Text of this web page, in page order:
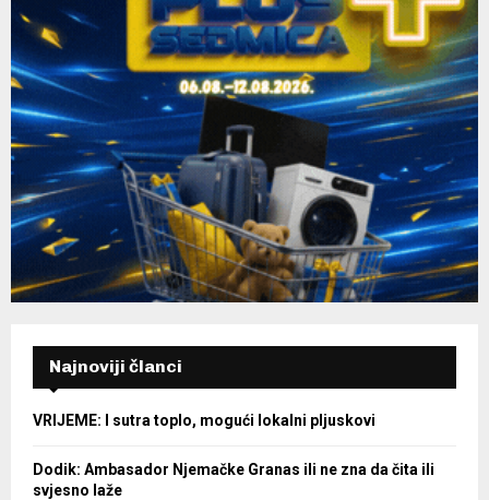
Najnoviji članci
VRIJEME: I sutra toplo, mogući lokalni pljuskovi
Dodik: Ambasador Njemačke Granas ili ne zna da čita ili
svjesno laže